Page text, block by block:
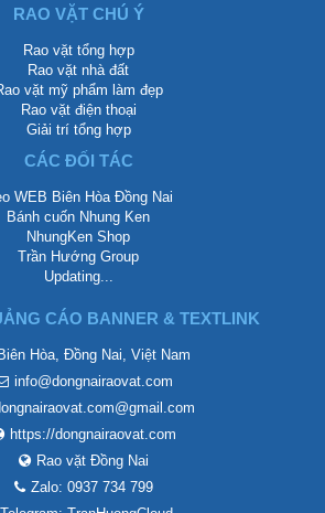
RAO VẶT CHÚ Ý
Rao vặt tổng hợp
Rao vặt nhà đất
vặt mỹ phẩm làm đẹp
Rao vặt điện thoại
Giải trí tổng hợp
CÁC ĐỐI TÁC
WEB Biên Hòa Đồng Nai
Bánh cuốn Nhung Ken
NhungKen Shop
Trần Hướng Group
Updating...
CÁO BANNER & TEXTLINK
Biên Hòa, Đồng Nai, Việt Nam
info@dongnairaovat.com
https://dongnairaovat.com
Rao vặt Đồng Nai
Zalo: 0937 734 799